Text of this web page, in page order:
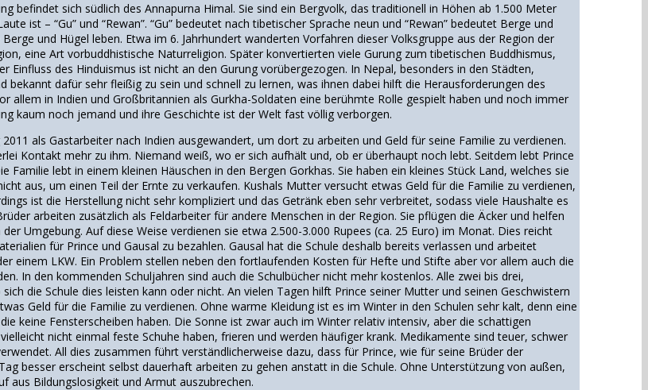
befindet sich südlich des Annapurna Himal. Sie sind ein Bergvolk, das traditionell in Höhen ab 1.500 Meter
ist – “Gu” und “Rewan”. “Gu” bedeutet nach tibetischer Sprache neun und “Rewan” bedeutet Berge und
und Hügel leben. Etwa im 6. Jahrhundert wanderten Vorfahren dieser Volksgruppe aus der Region der
eine Art vorbuddhistische Naturreligion. Später konvertierten viele Gurung zum tibetischen Buddhismus,
des Hinduismus ist nicht an den Gurung vorübergezogen. In Nepal, besonders in den Städten,
dafür sehr fleißig zu sein und schnell zu lernen, was ihnen dabei hilft die Herausforderungen des
allem in Indien und Großbritannien als Gurkha-Soldaten eine berühmte Rolle gespielt haben und noch immer
kaum noch jemand und ihre Geschichte ist der Welt fast völlig verborgen.
als Gastarbeiter nach Indien ausgewandert, um dort zu arbeiten und Geld für seine Familie zu verdienen.
Kontakt mehr zu ihm. Niemand weiß, wo er sich aufhält und, ob er überhaupt noch lebt. Seitdem lebt Prince
lebt in einem kleinen Häuschen in den Bergen Gorkhas. Sie haben ein kleines Stück Land, welches sie
aus, um einen Teil der Ernte zu verkaufen. Kushals Mutter versucht etwas Geld für die Familie zu verdienen,
ist die Herstellung nicht sehr kompliziert und das Getränk eben sehr verbreitet, sodass viele Haushalte es
arbeiten zusätzlich als Feldarbeiter für andere Menschen in der Region. Sie pflügen die Äcker und helfen
Umgebung. Auf diese Weise verdienen sie etwa 2.500-3.000 Rupees (ca. 25 Euro) im Monat. Dies reicht
für Prince und Gausal zu bezahlen. Gausal hat die Schule deshalb bereits verlassen und arbeitet
einem LKW. Ein Problem stellen neben den fortlaufenden Kosten für Hefte und Stifte aber vor allem auch die
In den kommenden Schuljahren sind auch die Schulbücher nicht mehr kostenlos. Alle zwei bis drei,
die Schule dies leisten kann oder nicht. An vielen Tagen hilft Prince seiner Mutter und seinen Geschwistern
Geld für die Familie zu verdienen. Ohne warme Kleidung ist es im Winter in den Schulen sehr kalt, denn eine
keine Fensterscheiben haben. Die Sonne ist zwar auch im Winter relativ intensiv, aber die schattigen
nicht einmal feste Schuhe haben, frieren und werden häufiger krank. Medikamente sind teuer, schwer
All dies zusammen führt verständlicherweise dazu, dass für Prince, wie für seine Brüder der
besser erscheint selbst dauerhaft arbeiten zu gehen anstatt in die Schule. Ohne Unterstützung von außen,
aus Bildungslosigkeit und Armut auszubrechen.